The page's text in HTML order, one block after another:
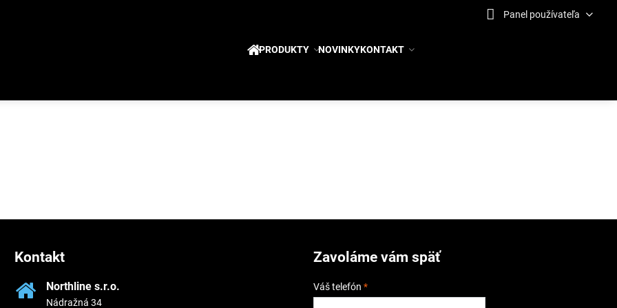
Panel používateľa
PRODUKTY NOVINKYKONTAKT
Kontakt
Northline s​.r​.o​.
Nádražná 34
Zavoláme vám späť
Váš telefón*